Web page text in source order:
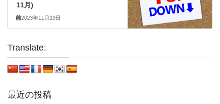
11月)
2023年11月19日
Translate:
最近の投稿